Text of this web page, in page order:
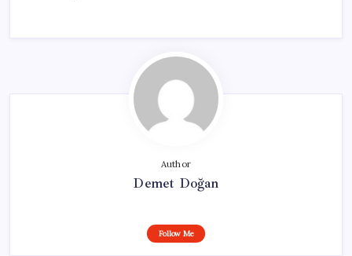
Author
Demet Doğan
Follow Me